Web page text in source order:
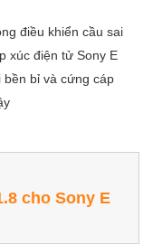
điều khiển cầu sai
xúc điện tử Sony E
bỉ và cứng cáp
cho Sony E